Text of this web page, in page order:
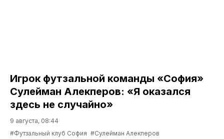
Игрок футзальной команды «София»
Сулейман Алекперов: «Я оказался
здесь не случайно»
9 августа, 08:44
#Футзальный клуб София #Сулейман Алекперов